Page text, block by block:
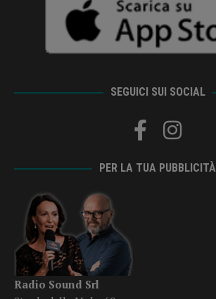
SEGUICI SUI SOCIAL
PER LA TUA PUBBLICITÀ
Radio Sound Srl